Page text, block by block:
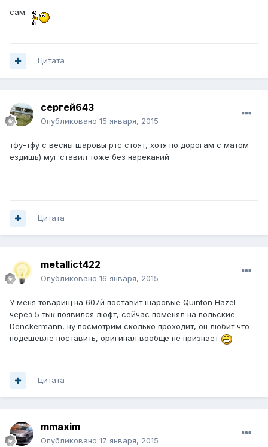
сам.
Цитата
сергей643
Опубликовано 15 января, 2015
тфу-тфу с весны шаровы ртс стоят, хотя по дорогам с матом
ездишь) муг ставил тоже без нареканий
Цитата
metallict422
Опубликовано 16 января, 2015
У меня товарищ на 607й поставит шаровые Quinton Hazel
через 5 тык появился люфт, сейчас поменял на польские
Denckermann, ну посмотрим сколько проходит, он любит что
подешевле поставить, оригинал вообще не признаёт
Цитата
mmaxim
Опубликовано 17 января, 2015